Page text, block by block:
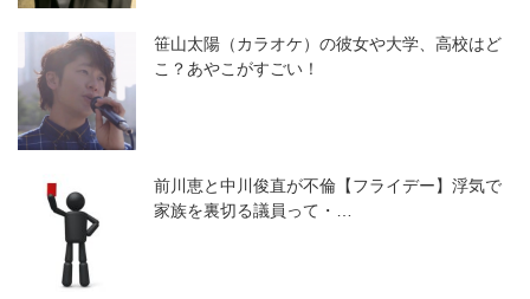
笹山太陽（カラオケ）の彼女や大学、高校はど
こ？あやこがすごい！
前川恵と中川俊直が不倫【フライデー】浮気で
家族を裏切る議員って・…